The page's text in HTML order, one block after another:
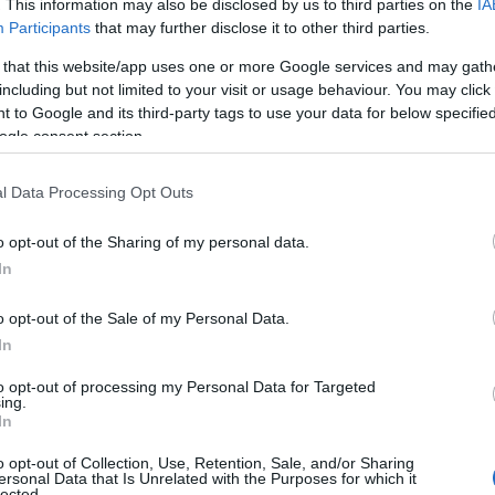
This information may also be disclosed by us to third parties on the
Participants that may further disclose it to other third parties.
that this website/app uses one or more Google services and may
but not limited to your visit or usage behaviour. You may
to Google and its third-party tags to use your data for below
consent section.
Data Processing Opt Outs
opt-out of the Sharing of my personal data.
opt-out of the Sale of my Personal Data.
opt-out of processing my Personal Data for Targeted
opt-out of Collection, Use, Retention, Sale, and/or Sharing
Data that Is Unrelated with the Purposes for which it
για τηνυποβολή νέωναιτήσεων
2026. Ωστόσο, υπάρχει η δυνατότητα η
εξαντληθούν οι διαθέσιμοι πόροι.
το υπουργείο Υποδομών και Μεταφορών
πόρων.
Αγγλικών σε μόνο 2 ημέρες στα
η πιο Εύκολη Πιστοποίηση